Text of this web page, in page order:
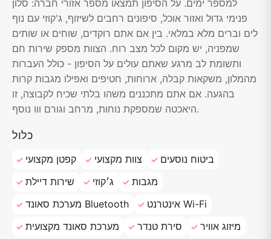
למספר ימים. על הסיפון תמצאו מספר אזורי חברה: סלון
פנימי גדול ואזור אוכל, סיפונים רחבים לשיזוף, ג'קוזי עם נוף
לים וברים מלא במלאי. בין אם אתם רוקדים, שוחים או שותים
שמפניה, יש מקום לכל מצב רוח. הצוות מספק שירות חם
ותשומת לב מרגע שאתם עולים על הסיפון - כולל העברות
מהמלון, משקאות קבלה, ארוחות, חטיפים ואפילו מגבות קרות
בהגעה. אם אתם מתכננים משהו בלתי שכיח לקבוצה, זו
היאכטה שמספקת נוחות, מרחב וגורם ווו נוסף.
כלול
קפטן מקצועי צוות מקצועי
ביטוח נוסעים
שירות דיילת
ג׳קוזי
מגבות
מערכת סאונד Bluetooth
אינטרנט Wi-Fi
מערכת סאונד מקצועית
סירת טנדר
מיזוג אוויר